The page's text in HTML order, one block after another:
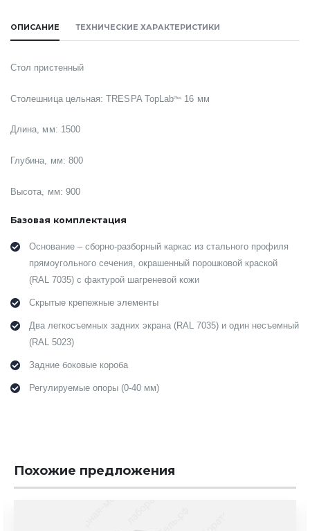
ОПИСАНИЕ ТЕХНИЧЕСКИЕ ХАРАКТЕРИСТИКИ
Стол пристенный
Столешница цельная: TRESPA TopLabPlus 16 мм
Длина, мм: 1500
Глубина, мм: 800
Высота, мм: 900
Базовая комплектация
Основание – сборно-разборный каркас из стального профиля
прямоугольного сечения, окрашенный порошковой краской
(RAL 7035) с фактурой шагреневой кожи
Скрытые крепежные элементы
Два легкосъемных задних экрана (RAL 7035) и один несъемный
(RAL 5023)
Задние боковые короба
Регулируемые опоры (0-40 мм)
Похожие предложения